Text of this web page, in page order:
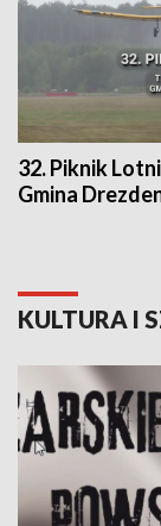
32. Piknik
Gmina
KULTURA I